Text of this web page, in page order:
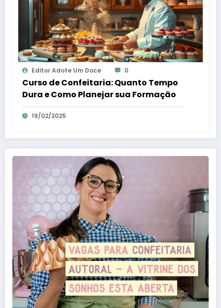
Editor Adote Um Doce 0
Curso de Confeitaria: Quanto Tempo
Dura e Como Planejar sua Formação
19/02/2025